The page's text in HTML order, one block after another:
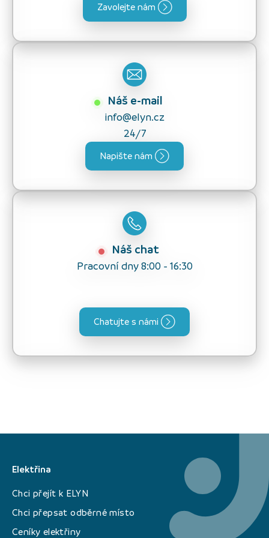
Zavolejte nám
Náš e-mail
info@elyn.cz
24/7
Napište nám
Náš chat
Pracovní dny 8:00 - 16:30
Chatujte s námi
Elektřina
Chci přejít k ELYN
Chci přepsat odběrné místo
Ceníky elektřiny